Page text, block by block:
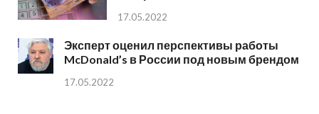
17.05.2022
Эксперт оценил перспективы работы
McDonald’s в России под новым брендом
17.05.2022